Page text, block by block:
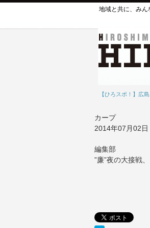
地域と共に、みん
【ひろスポ！】広
カープ
2014年07月02日
編集部
”廉”夜の大接戦